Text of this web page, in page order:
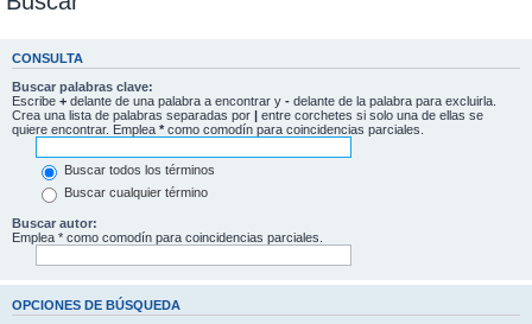
CONSULTA
Buscar palabras clave:
Escribe + delante de una palabra a encontrar y - delante de la palabra para excluirla.
Crea una lista de palabras separadas por
entre corchetes si solo una de ellas se
quiere encontrar. Emplea * como comodín para coincidencias parciales.
Buscar todos los términos
Buscar cualquier término
Buscar autor:
Emplea * como comodín para coincidencias parciales.
OPCIONES DE BÚSQUEDA